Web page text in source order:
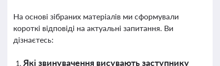
На основі зібраних матеріалів ми сформували
короткі відповіді на актуальні запитання. Ви
дізнаєтесь:
Які звинувачення висувають заступнику